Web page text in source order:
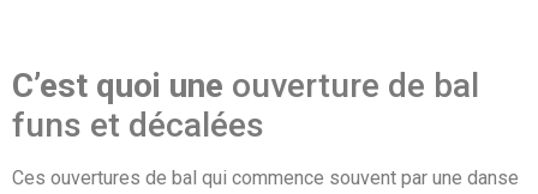
C’est quoi une ouverture de bal
funs et décalées
Ces ouvertures de bal qui commence souvent par une danse